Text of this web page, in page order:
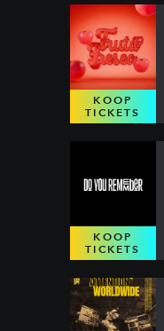
KOOP
TICKETS
KOOP
TICKETS